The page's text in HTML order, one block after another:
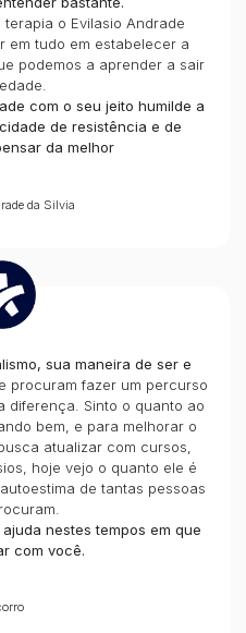
o Evilasio Andrade
em tudo em estabelecer a
podemos a aprender a sair
com o seu jeito humilde a
de resistência e de
da melhor
da Silvia
sua maneira de ser e
procuram fazer um percurso
diferença. Sinto o quanto ao
bem, e para melhorar o
atualizar com cursos,
hoje vejo o quanto ele é
de tantas pessoas
nestes tempos em que
com você.